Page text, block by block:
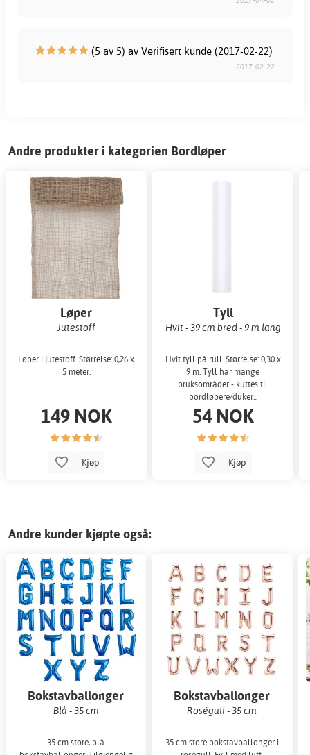
(5 av 5) av Verifisert kunde (2017-02-22)
2017-02-22
Andre produkter i kategorien Bordløper
Løper
Jutestoff
Løper i jutestoff. Størrelse: 0,26 x
5 meter.
149 NOK
Kjøp
Tyll
Hvit - 39 cm bred - 9 m lang
Hvit tyll på rull. Størrelse: 0,30 x
9 m. Tyll har mange
bruksområder - kuttes til
bordløpere/duker...
54 NOK
Kjøp
Andre kunder kjøpte også:
Bokstavballonger
Blå - 35 cm
35 cm store, blå
Bokstavballonger
Roségull - 35 cm
35 cm store bokstavballonger i